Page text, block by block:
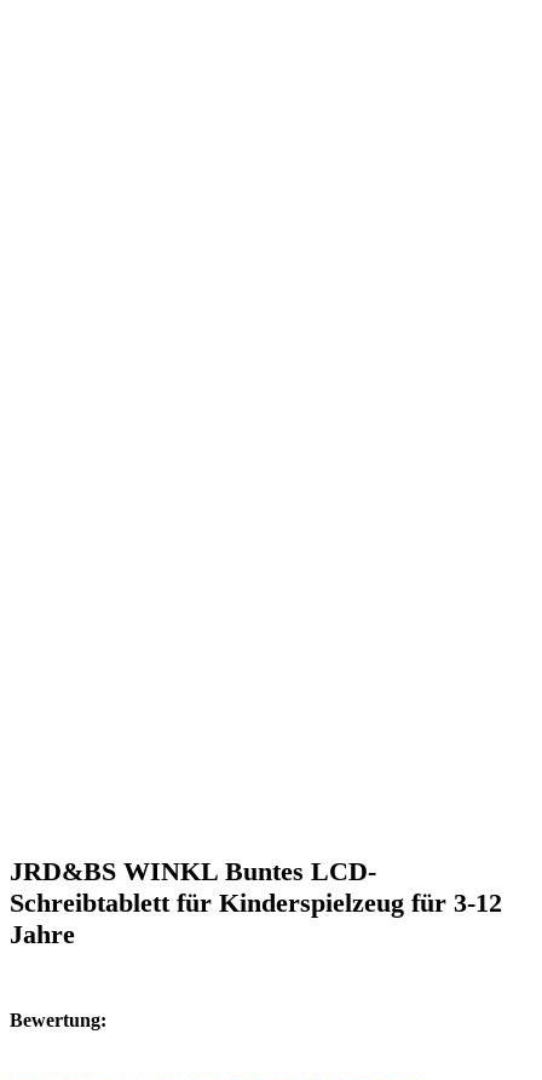
JRD&BS WINKL Buntes LCD-
Schreibtablett für Kinderspielzeug für 3-12
Jahre
Bewertung: